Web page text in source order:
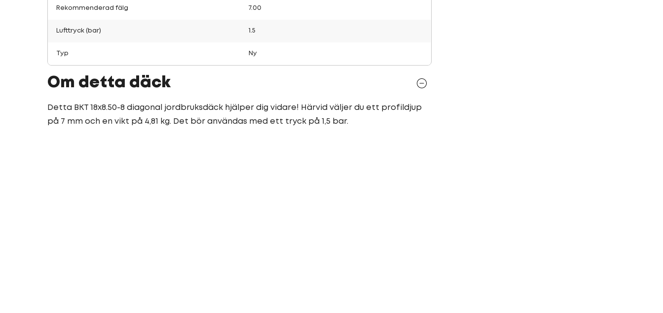
Rekommenderad fälg 7.00
Lufttryck (bar) 1.5
Typ Ny
Om detta däck
Detta BKT 18x8.50-8 diagonal jordbruksdäck hjälper dig vidare! Härvid väljer du ett profildjup
på 7 mm och en vikt på 4,81 kg. Det bör användas med ett tryck på 1,5 bar.